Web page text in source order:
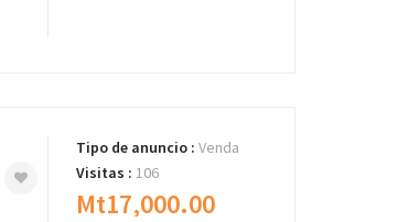
Tipo de anuncio : Venda
Visitas : 106
Mt17,000.00